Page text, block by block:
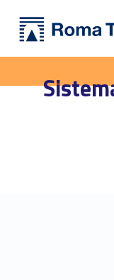
Bando per n. 2 tirocini - Scadenza 8 giugno 2025 - "Il caos fra le righe. Mostra bibliografica", Tirocinio in Biblioteca Umanistica - Sistema Bibliotecario di Ateneo
Header info sidebar